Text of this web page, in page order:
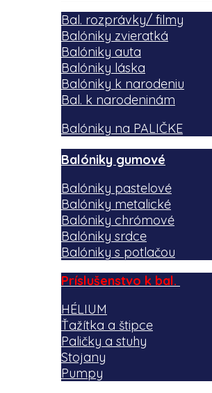
Bal. rozprávky/ filmy
Balóniky zvieratká
Balóniky auta
Balóniky láska
Balóniky k narodeniu
Bal. k narodeninám
Balóniky na PALIČKE
Balóniky gumové
Balóniky pastelové
Balóniky metalické
Balóniky chrómové
Balóniky srdce
Balóniky s potlačou
Príslušenstvo k bal.
HÉLIUM
Ťažítka a štipce
Paličky a stuhy
Stojany
Pumpy